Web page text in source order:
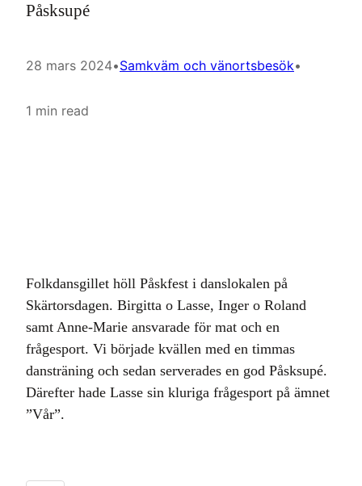
Påsksupé
28 mars 2024•Samkväm och vänortsbesök•
1 min read
Folkdansgillet höll Påskfest i danslokalen på
Skärtorsdagen. Birgitta o Lasse, Inger o Roland
samt Anne-Marie ansvarade för mat och en
frågesport. Vi började kvällen med en timmas
dansträning och sedan serverades en god Påsksupé.
Därefter hade Lasse sin kluriga frågesport på ämnet
”Vår”.